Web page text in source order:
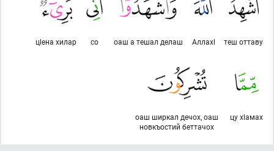
теш оттаву
Аллахl
оаш а тешал делаш
со
цlена хилар
цу хlамах
оаш ширкал дечох, оаш
новкъостий беттачох